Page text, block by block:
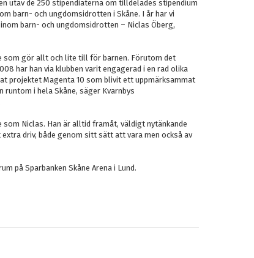
utav de 250 stipendiaterna om tilldelades stipendium
barn- och ungdomsidrotten i Skåne. I år har vi
barn- och ungdomsidrotten – Niclas Öberg,
som gör allt och lite till för barnen. Förutom det
har han via klubben varit engagerad i en rad olika
projektet Magenta 10 som blivit ett uppmärksammat
i hela Skåne, säger Kvarnbys
Niclas. Han är alltid framåt, väldigt nytänkande
driv, både genom sitt sätt att vara men också av
på Sparbanken Skåne Arena i Lund.